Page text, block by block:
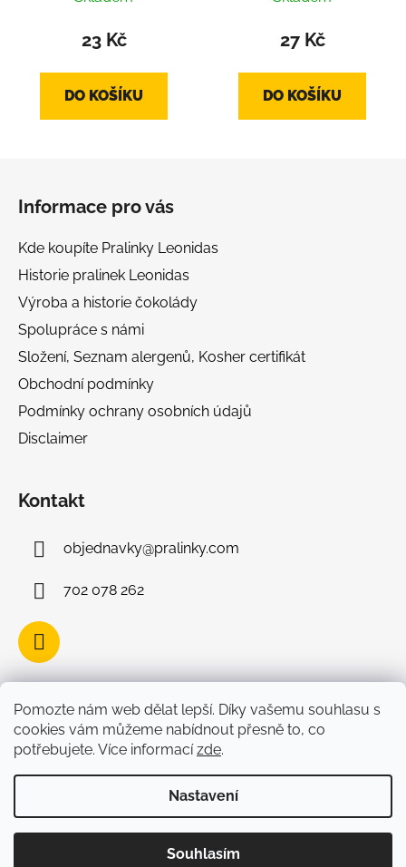
Pomozte nám web dělat lepší. Díky vašemu souhlasu s
cookies vám můžeme nabídnout přesně to, co
potřebujete. Více informacízde.
Nastavení
Souhlasím
hodnocení
produktu
z
23 Kč
DO KOŠÍKU
hodnocení
produktu
z
27 Kč
DO KOŠÍKU
Informace pro vás
Kde koupíte Pralinky Leonidas
Historie pralinek Leonidas
Výroba a historie čokolády
Spolupráce s námi
Složení, Seznam alergenů, Kosher certifikát
Obchodní podmínky
Podmínky ochrany osobních údajů
Disclaimer
Kontakt
objednavky@pralinky.com
702 078 262
Facebook
Vytvořil Shoptet
Copyright 2026Belgické čokoládové pralinky
. Všechna práva vyhrazena.